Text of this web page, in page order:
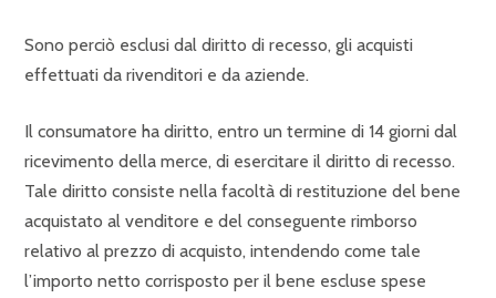
Sono perciò esclusi dal diritto di recesso, gli acquisti
effettuati da rivenditori e da aziende.
Il consumatore ha diritto, entro un termine di 14 giorni dal
ricevimento della merce, di esercitare il diritto di recesso.
Tale diritto consiste nella facoltà di restituzione del bene
acquistato al venditore e del conseguente rimborso
relativo al prezzo di acquisto, intendendo come tale
l’importo netto corrisposto per il bene escluse spese